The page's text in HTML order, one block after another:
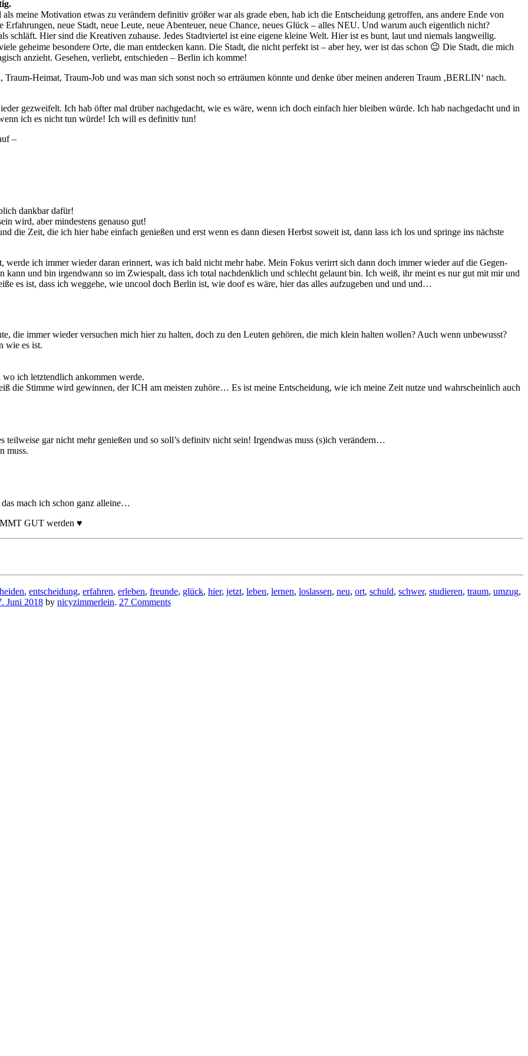
meine Motivation etwas zu verändern definitiv größer war als grade eben, hab ich die Entscheidung getroffen, ans andere Ende von
neue Stadt, neue Leute, neue Abenteuer, neue Chance, neues Glück – alles NEU. Und warum auch eigentlich nicht?
Hier sind die Kreativen zuhause. Jedes Stadtviertel ist eine eigene kleine Welt. Hier ist es bunt, laut und niemals langweilig.
geheime besondere Orte, die man entdecken kann. Die Stadt, die nicht perfekt ist – aber hey, wer ist das schon 😉 Die Stadt, die mich
anzieht. Gesehen, verliebt, entschieden – Berlin ich komme!
Heimat, Traum-Job und was man sich sonst noch so erträumen könnte und denke über meinen anderen Traum ‚BERLIN‘ nach.
gezweifelt. Ich hab öfter mal drüber nachgedacht, wie es wäre, wenn ich doch einfach hier bleiben würde. Ich hab nachgedacht und in
ich es nicht tun würde! Ich will es definitiv tun!
–
dankbar dafür!
wird, aber mindestens genauso gut!
die Zeit, die ich hier habe einfach genießen und erst wenn es dann diesen Herbst soweit ist, dann lass ich los und springe ins nächste
ich immer wieder daran erinnert, was ich bald nicht mehr habe. Mein Fokus verirrt sich dann doch immer wieder auf die Gegen-
kann und bin irgendwann so im Zwiespalt, dass ich total nachdenklich und schlecht gelaunt bin. Ich weiß, ihr meint es nur gut mit mir und
es ist, dass ich weggehe, wie uncool doch Berlin ist, wie doof es wäre, hier das alles aufzugeben und und und…
die immer wieder versuchen mich hier zu halten, doch zu den Leuten gehören, die mich klein halten wollen? Auch wenn unbewusst?
wie es ist.
ich letztendlich ankommen werde.
die Stimme wird gewinnen, der ICH am meisten zuhöre… Es ist meine Entscheidung, wie ich meine Zeit nutze und wahrscheinlich auch
gar nicht mehr genießen und so soll’s definitv nicht sein! Irgendwas muss (s)ich verändern…
muss.
mach ich schon ganz alleine…
GUT werden ♥
, entscheidung, erfahren, erleben, freunde, glück, hier, jetzt, leben, lernen, loslassen, neu, ort, schuld, schwer, studieren, traum, umzug,
Juni 2018 by nicyzimmerlein. 27 Comments